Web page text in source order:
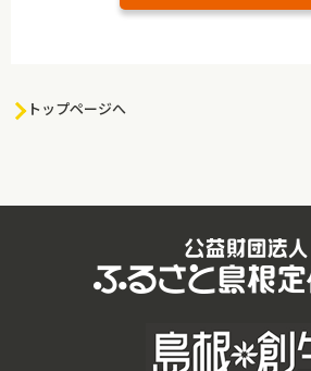
トップページへ